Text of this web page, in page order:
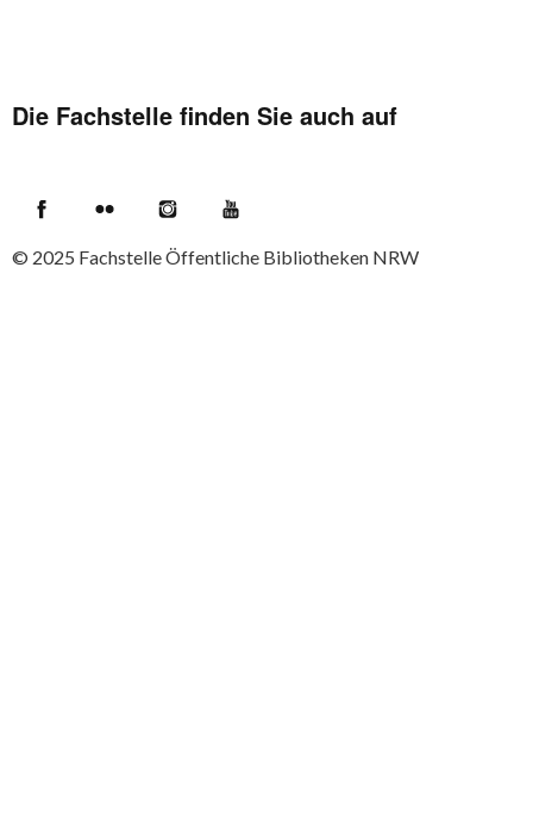
Die Fachstelle finden Sie auch auf
© 2025 Fachstelle Öffentliche Bibliotheken NRW